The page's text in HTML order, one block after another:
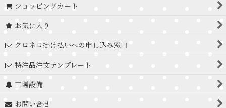
ショッピングカート
お気に入り
クロネコ掛け払いへの申し込み窓口
特注品注文テンプレート
工場設備
お問い合せ